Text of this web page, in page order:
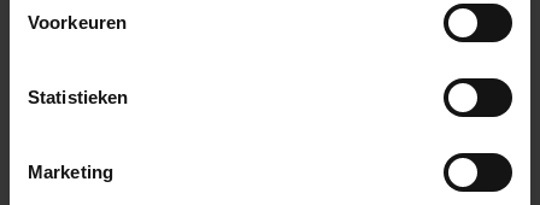
Voorkeuren
Statistieken
Marketing
KvK-nummer: 13035969